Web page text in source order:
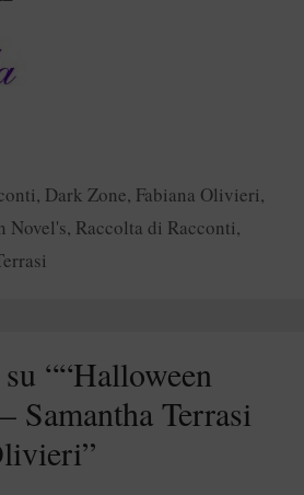
, Dark Zone, Fabiana Olivieri,
Novel's, Raccolta di Racconti,
““Halloween
Samantha Terrasi